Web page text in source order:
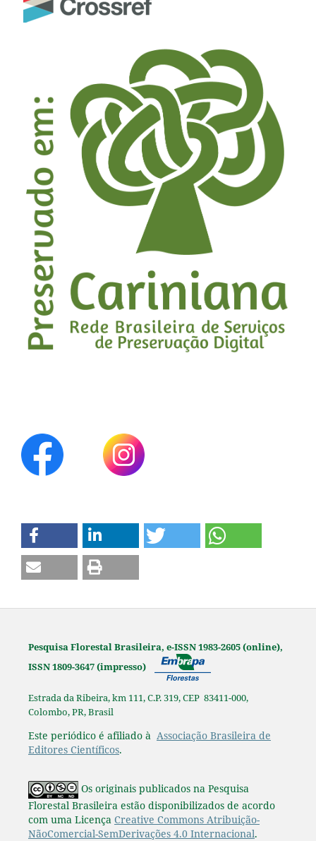
Pesquisa Florestal Brasileira, e-ISSN 1983-2605 (online),
ISSN 1809-3647 (impresso)
Estrada da Ribeira, km 111, C.P. 319, CEP 83411-000,
Colombo, PR, Brasil
Este periódico é afiliado à Associação Brasileira de
Editores Científicos.
Os originais publicados na Pesquisa
Florestal Brasileira estão disponibilizados de acordo
com uma Licença Creative Commons Atribuição-
NãoComercial-SemDerivações 4.0 Internacional.